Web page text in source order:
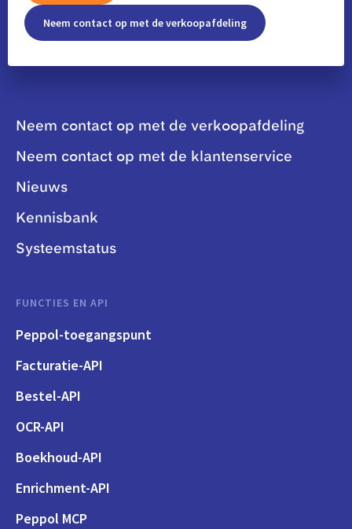
Neem contact op met de verkoopafdeling
Neem contact op met de verkoopafdeling
Neem contact op met de klantenservice
Nieuws
Kennisbank
Systeemstatus
FUNCTIES EN API
Peppol-toegangspunt
Facturatie-API
Bestel-API
OCR-API
Boekhoud-API
Enrichment-API
Peppol MCP